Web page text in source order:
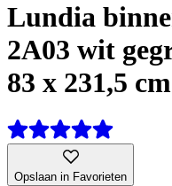
Lundia
2A03 wit
83 x 231,5 cm
Opslaan in Favorieten